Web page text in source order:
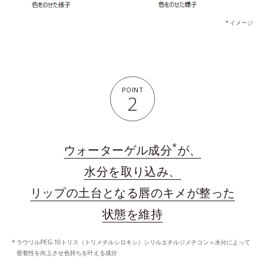
イメージ
POINT
2
ウォーターゲル成分*が、
水分を取り込み、
リップの土台となる唇のキメが整った
状態を維持
ラウリルPEG-10トリス（トリメチルシロキシ）シリルエチルジメチコン＝水分によって
密着性を向上させ色持ちを叶える成分